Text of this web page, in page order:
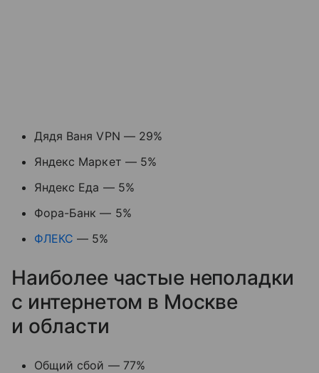
Дядя Ваня VPN — 29%
Яндекс Маркет — 5%
Яндекс Еда — 5%
Фора-Банк — 5%
ФЛЕКС — 5%
Наиболее частые неполадки
с интернетом в Москве
и области
Общий сбой — 77%